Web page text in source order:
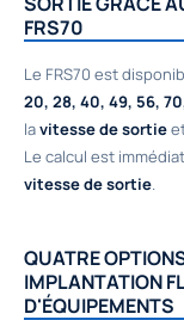
FRS70
Le FRS70 est
20, 28, 40, 49, 56,
lavitesse de sortie
Le calcul est
vitesse de sortie.
QUATRE
IMPLANTATION
D'ÉQUIPEMENTS